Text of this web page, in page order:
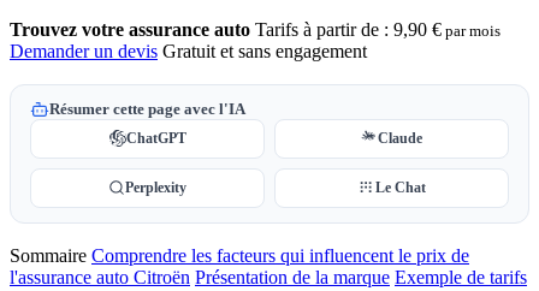
Trouvez votre assurance auto Tarifs à partir de : 9,90 € par mois
Demander un devis Gratuit et sans engagement
Résumer cette page avec l'IA
ChatGPT Claude
Perplexity Le Chat
Sommaire Comprendre les facteurs qui influencent le prix de
l'assurance auto Citroën Présentation de la marque Exemple de tarifs